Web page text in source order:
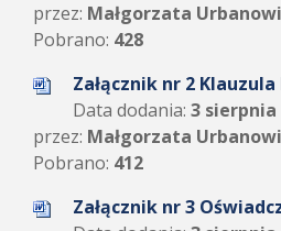
przez: Małgorzata
Pobrano: 428
Załącznik nr 2 Klauzula
Data dodania: 3 sierpnia
przez: Małgorzata
Pobrano: 412
Załącznik nr 3